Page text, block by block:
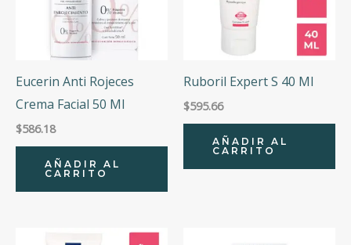
Eucerin Anti Rojeces
Crema Facial 50 Ml
$586.18
AÑADIR AL
CARRITO
Ruboril Expert S 40 Ml
$595.66
AÑADIR AL
CARRITO